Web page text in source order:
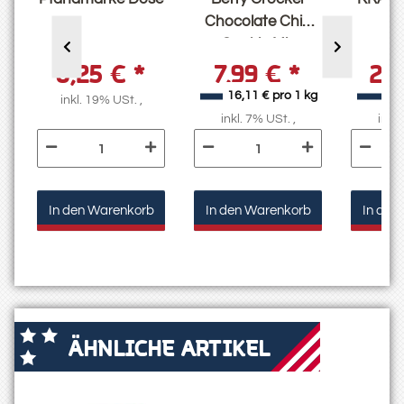
0,25 € *
inkl. 19% USt. ,
In den Warenkorb
Chocolate Chip
7,99 € *
16,11 € pro 1 kg
inkl. 7% USt. ,
In den Warenkorb
inkl.
In den
ÄHNLICHE ARTIKEL